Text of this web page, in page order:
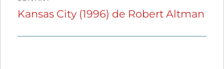
Publication
Kansas City (1996) de Robert Altman